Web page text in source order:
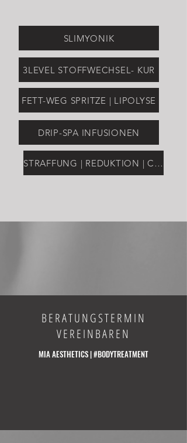
SLIMYONIK
3LEVEL STOFFWECHSEL- KUR
FETT-WEG SPRITZE | LIPOLYSE
DRIP-SPA INFUSIONEN
STRAFFUNG | REDUKTION | CONTOURING
BERATUNGSTERMIN
VEREINBAREN
MIA AESTHETICS | #BODYTREATMENT